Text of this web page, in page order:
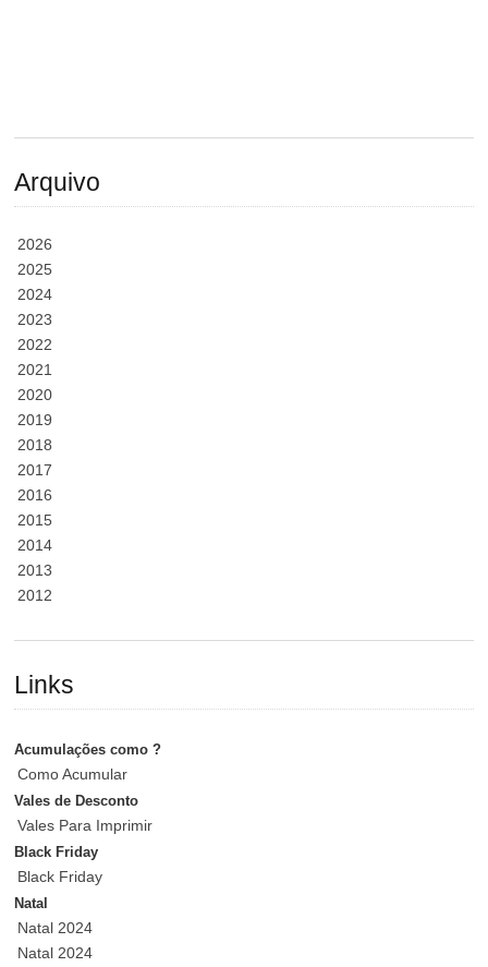
Arquivo
2026
2025
2024
2023
2022
2021
2020
2019
2018
2017
2016
2015
2014
2013
2012
Links
Acumulações como ?
Como Acumular
Vales de Desconto
Vales Para Imprimir
Black Friday
Black Friday
Natal
Natal 2024
Natal 2024